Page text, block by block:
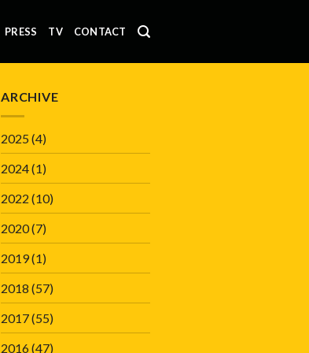
PRESS TV CONTACT
ARCHIVE
2025(4)
2024(1)
2022 (10)
2020(7)
2019(1)
2018 (57)
2017(55)
2016(47)